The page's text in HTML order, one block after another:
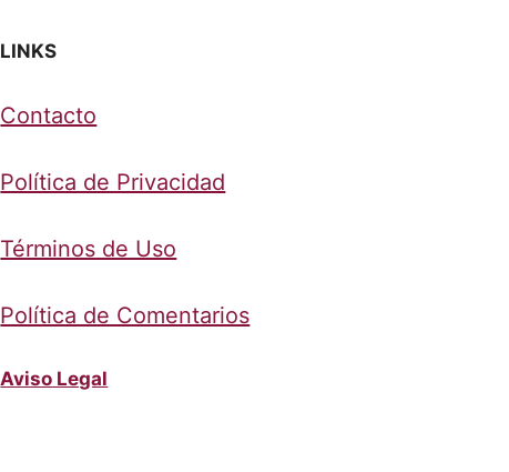
LINKS
Contacto
Política de Privacidad
Términos de Uso
Política de Comentarios
Aviso Legal